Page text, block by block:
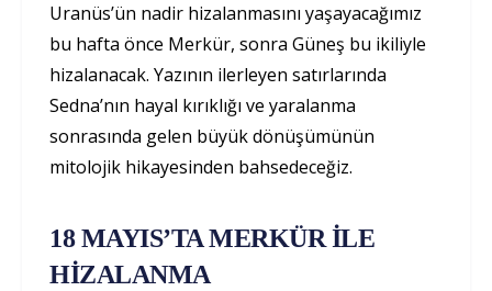
Uranüs’ün nadir hizalanmasını yaşayacağımız
bu hafta önce Merkür, sonra Güneş bu ikiliyle
hizalanacak. Yazının ilerleyen satırlarında
Sedna’nın hayal kırıklığı ve yaralanma
sonrasında gelen büyük dönüşümünün
mitolojik hikayesinden bahsedeceğiz.
18 MAYIS’TA MERKÜR İLE
HİZALANMA